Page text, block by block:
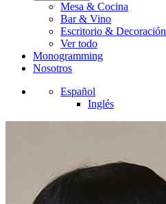
Mesa & Cocina
Bar & Vino
Escritorio & Decoración
Ver todo
Monogramming
Nosotros
Español
Inglés